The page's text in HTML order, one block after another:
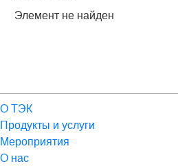
Элемент не найден
О ТЭК
Продукты и услуги
Мероприятия
О нас